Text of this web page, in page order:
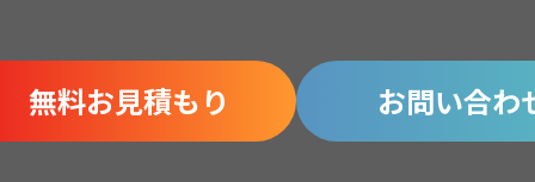
無料お見積もり お問い合わ